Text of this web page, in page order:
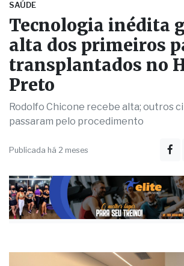
SAÚDE
Tecnologia inédita
alta dos primeiros
transplantados no
Preto
Rodolfo Chicone recebe alta; outros
passaram pelo procedimento
Publicada há 2 meses